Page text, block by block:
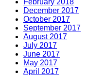
February 2018
December 2017
October 2017
September 2017
August 2017
July 2017
June 2017
May 2017
April 2017